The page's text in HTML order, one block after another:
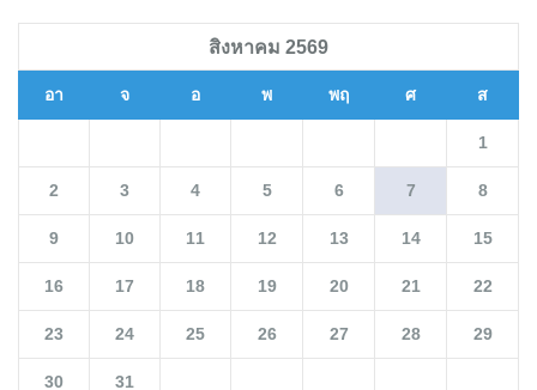
สิงหาคม 2569
อา จ อ พ พฤ ศ ส
1
2 3 4 5 6 7 8
9 10 11 12 13 14 15
16 17 18 19 20 21 22
23 24 25 26 27 28 29
30 31